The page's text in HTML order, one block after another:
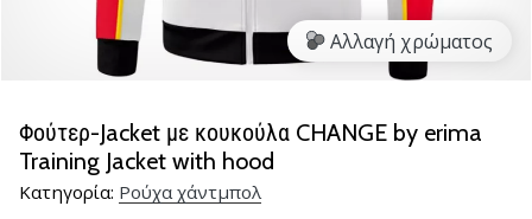
παπούτσια
handball
Accelerate
NITRO
SQD
5!
Αλλαγή χρώματος
Φούτερ-Jacket με κουκούλα CHANGE by erima
Training Jacket with hood
Κατηγορία: Ρούχα χάντμπολ